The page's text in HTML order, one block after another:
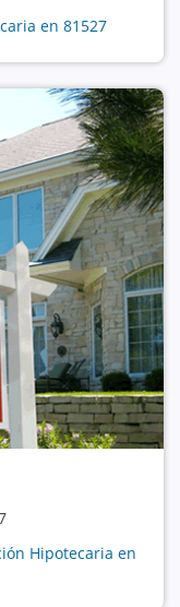
en 81527
Hipotecaria en